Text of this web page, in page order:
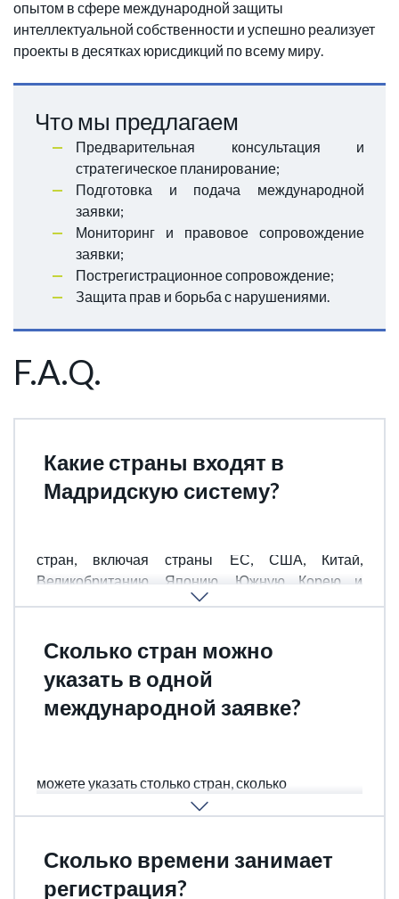
опытом в сфере международной защиты
интеллектуальной собственности и успешно реализует
проекты в десятках юрисдикций по всему миру.
Что мы предлагаем
Предварительная консультация и
стратегическое планирование;
Подготовка и подача международной
заявки;
Мониторинг и правовое сопровождение
заявки;
Пострегистрационное сопровождение;
Защита прав и борьба с нарушениями.
F.A.Q.
Какие страны входят в
Мадридскую систему?
стран, включая страны ЕС, США, Китай,
Великобританию, Японию, Южную Корею и
Сколько стран можно
указать в одной
международной заявке?
можете указать столько стран, сколько
Сколько времени занимает
регистрация?